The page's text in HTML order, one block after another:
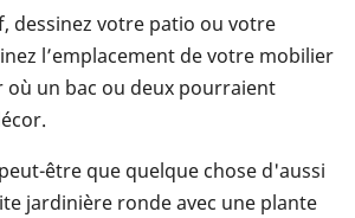
dessinez votre patio ou votre
l’emplacement de votre mobilier
un bac ou deux pourraient
être que quelque chose d'aussi
jardinière ronde avec une plante